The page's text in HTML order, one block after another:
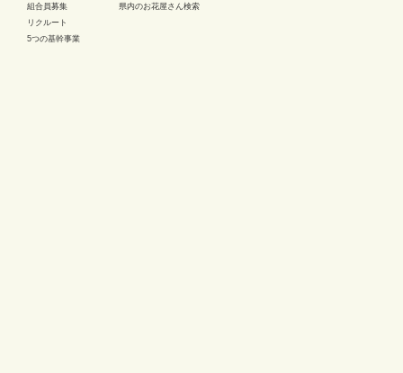
組合員募集
リクルート
5つの基幹事業
県内のお花屋さん検索